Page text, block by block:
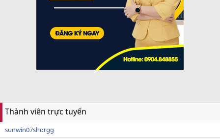
Thành viên trực tuyến
sunwin07shorgg